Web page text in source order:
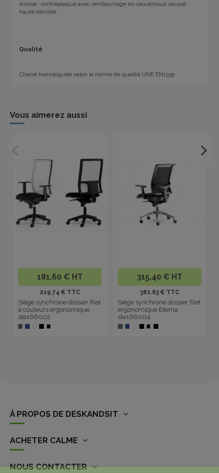
Assise : contreplaqué avec rembourrage en caoutchouc souple
haute densité.
Qualité
Chaise homologuée selon la norme de qualité UNE EN1335
Vous aimerez aussi
181,60 € HT
219.74 € TTC
Siège synchrone dossier filet
à couleurs ergonomique
ste166002
315,40 € HT
381.63 € TTC
Siège synchrone dossier filet
ergonomique Eterna
ste166004
À PROPOS DE DESKANDSIT
ACHETER CALME
NOUS CONTACTER